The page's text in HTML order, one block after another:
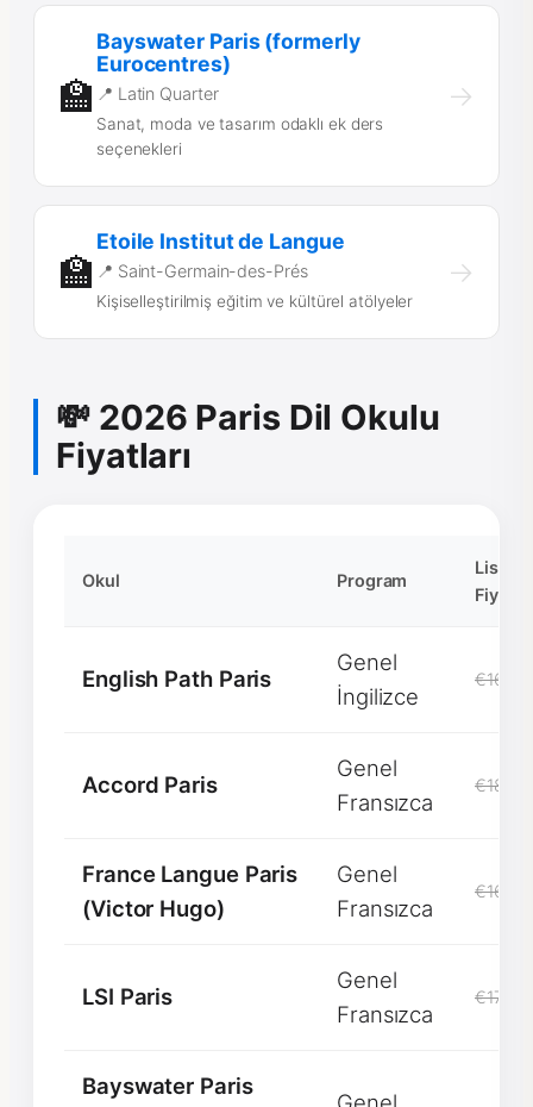
🏫
Bayswater Paris (formerly
Eurocentres)
📍 Latin Quarter
Sanat, moda ve tasarım odaklı ek ders
seçenekleri
→
🏫
Etoile Institut de Langue
📍 Saint-Germain-des-Prés
Kişiselleştirilmiş eğitim ve kültürel atölyeler
→
💸 2026 Paris Dil Okulu
Fiyatları
Okul Program
Liste
Fiyatı
English Path Paris
Genel
İngilizce
€1600
Accord Paris
Genel
Fransızca
€1800
France Langue Paris
(Victor Hugo)
Genel
Fransızca
€1650
LSI Paris
Genel
Fransızca
€1700
Bayswater Paris